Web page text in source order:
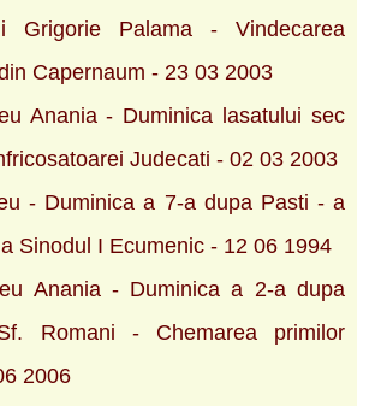
Grigorie Palama - Vindecarea
Capernaum - 23 03 2003
Anania - Duminica lasatului sec
Judecati - 02 03 2003
- Duminica a 7-a dupa Pasti - a
Sinodul I Ecumenic - 12 06 1994
Anania - Duminica a 2-a dupa
Romani - Chemarea primilor
2006